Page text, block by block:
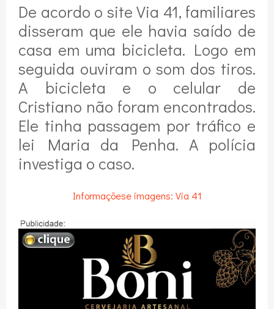
De acordo o site Via 41, familiares
disseram que ele havia saído de
casa em uma bicicleta. Logo em
seguida ouviram o som dos tiros.
A bicicleta e o celular de
Cristiano não foram encontrados.
Ele tinha passagem por tráfico e
lei Maria da Penha. A polícia
investiga o caso.
Informaçõese imagens: Via 41